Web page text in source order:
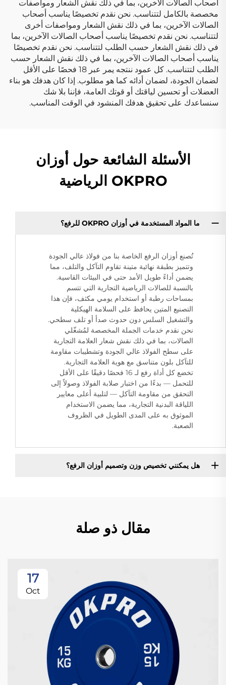
أصحاب الصالات الآخرين، بما في ذلك نقش الشعار ومواصفات
مخصصة بالكامل لتتناسب. نحن نقدم تخصيصًا يناسب أصحاب
الصالات الآخرين، بما في ذلك نقش الشعار ومواصفات أخرى
لتتناسب. نحن نقدم تخصيصًا يناسب أصحاب الصالات الآخرين، بما
في ذلك نقش الشعار حسب الطلب لتتناسب. نحن نقدم تخصيصًا
يناسب أصحاب الصالات الآخرين، بما في ذلك نقش الشعار حسب
الطلب لتتناسب. كل عمود ننتجه يمر عبر 18 فحصًا على الأقل
لضمان الجودة، لضمان أدائه كما هو مطلوب. إذا كان هدفك هو بناء
العضلات أو تحسين لياقتك أو قوتك العامة، فإننا بلا شك
سنساعدك على تحقيق هدفك المنشود في الوقت المناسب.
الأسئلة الشائعة حول أوزان
OKPRO الرياضية
ما المواد المستخدمة في أوزان OKPRO للرفع؟
تُصنع أوزان الرفع الخاصة بنا من فولاذ عالي الجودة
وتتميز بطبقة نهائية متينة تقاوم التآكل والتلف، مما
يضمن أداءً طويل الأمد حتى في البيئات القاسية.
بالنسبة للصالات الرياضية التجارية التي تتسم
بمساحات رطبة أو استخدام يومي مكثف، فإن هذا
التصنيع المتين يحافظ على السلامة الهيكلية
والتشغيل السلس دون حدوث صدأ أو تلف سطحي.
نحن نقدم خدمات الجملة المخصصة لمُشغّلي
الصالات، بما في ذلك نقش شعار العلامة التجارية
على سطح الفولاذ عالي الجودة وتشطيبات مقاومة
للتآكل بلون متناسق مع هوية العلامة التجارية.
تخضع كل أداة رفع لـ 16 فحصًا دقيقًا على الأقل
للتحمل — بدءًا من اختبار صلابة الفولاذ وصولاً إلى
التحقق من مقاومة التآكل — لتلبية أعلى معايير
اللياقة البدنية التجارية، مما يضمن الاستخدام
الموثوق به على المدى الطويل في الظروف
الصعبة.
هل يمكنني تخصيص وزن وتصميم أوزان الرفع؟
مقال ذو صلة
17
Oct